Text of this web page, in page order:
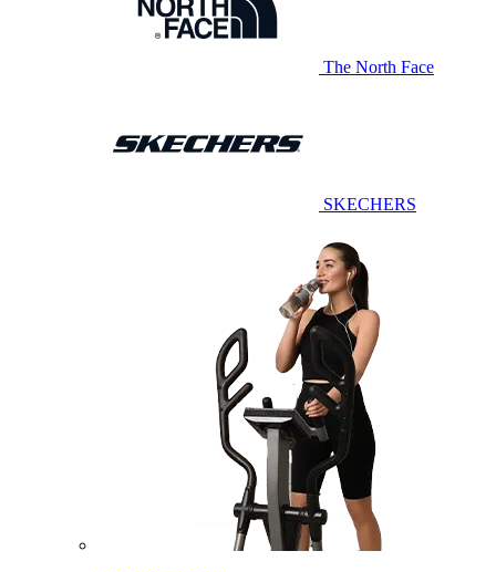
The North Face
SKECHERS